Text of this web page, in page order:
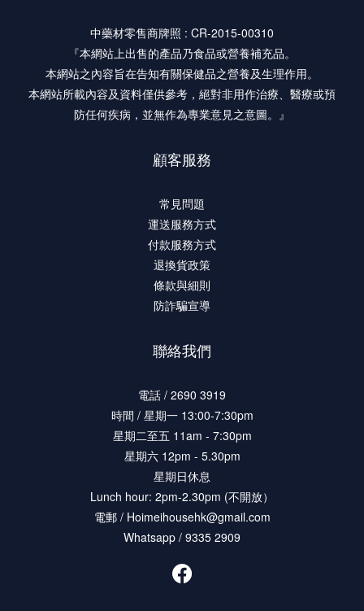
中藥材零售商牌照 : CR-2015-00310
『本網站上出售的產品乃食品或營養補充品。
本網站之內容旨在告知有關保健品之營養及生理作用。
本網站所載內容及資料僅供參考，絕對非用作治療、醫療或預
防任何疾病，並無作為專業意見之意圖。』
顧客服務
常見問題
運送服務方式
付款服務方式
退換貨政策
條款與細則
防詐騙宣導
聯絡我們
電話 / 2690 3919
時間 / 星期一 13:00-7:30pm
星期二至五 11am - 7:30pm
星期六 12pm - 5.30pm
星期日休息
Lunch hour: 2pm-2.30pm (不開放）
電郵 / Hoimeihousehk@gmail.com
Whatsapp / 9335 2909